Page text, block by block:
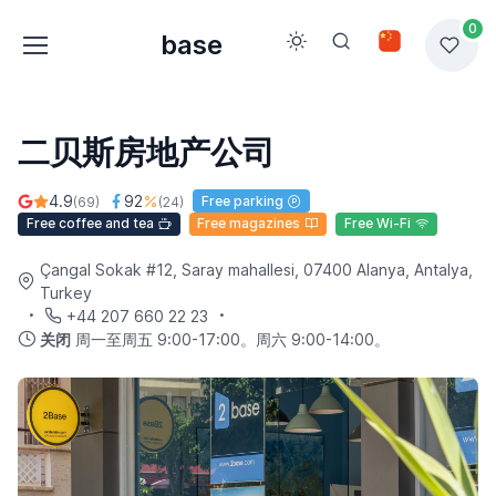
base
0
二贝斯房地产公司
4.9(69) 92 (24)
Free parking
Free coffee and tea
Free magazines Free Wi-Fi
Çangal Sokak #12, Saray mahallesi, 07400 Alanya, Antalya,
Turkey
+44 207 660 22 23
关闭 周一至周五 9:00-17:00。周六 9:00-14:00。